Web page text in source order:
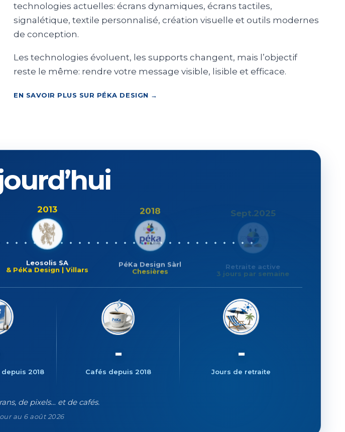
technologies actuelles: écrans dynamiques, écrans tactiles,
signalétique, textile personnalisé, création visuelle et outils modernes
de conception.
Les technologies évoluent, les supports changent, mais l’objectif
reste le même: rendre votre message visible, lisible et efficace.
EN SAVOIR PLUS SUR PÉKA DESIGN →
2013
Leosolis SA
& PéKa Design | Villars
2018
PéKa Design Sàrl
Chesières
Sept.2025
Retraite active
3 jours par semaine
2018
52'686
Cafés depuis 2018
224
Jours de retraite
de pixels… et de cafés.
au 6 août 2026